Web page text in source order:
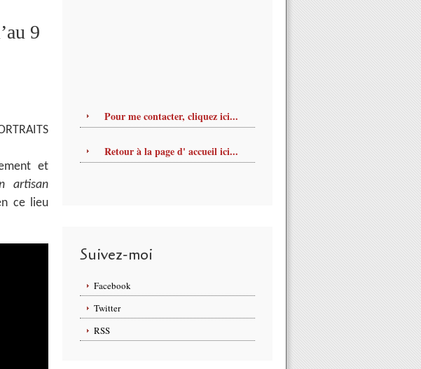
9
et
artisan
ce lieu
Pour me contacter, cliquez ici...
Retour à la page d' accueil ici...
Suivez-moi
Facebook
Twitter
RSS